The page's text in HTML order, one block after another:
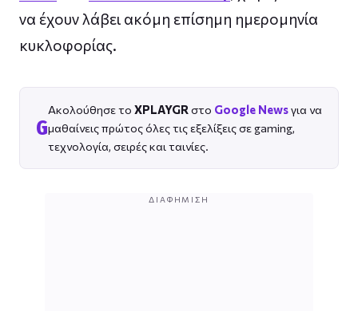
να έχουν λάβει ακόμη επίσημη ημερομηνία
κυκλοφορίας.
G
Ακολούθησε το XPLAYGR στο Google Newsγια να
μαθαίνεις πρώτος όλες τις εξελίξεις σε gaming,
τεχνολογία, σειρές και ταινίες.
ΔΙΑΦΉΜΙΣΗ